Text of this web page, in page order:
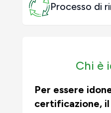
Processo di
Chi è
Per essere
certificazione,